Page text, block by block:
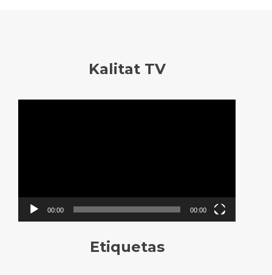
Kalitat TV
00:00 00:00
Etiquetas